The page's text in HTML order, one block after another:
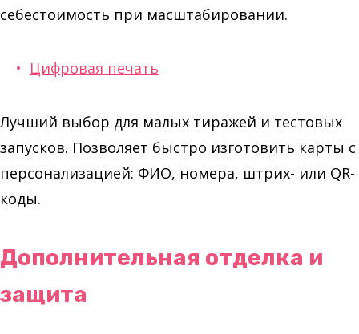
себестоимость при масштабировании.
Цифровая печать
Лучший выбор для малых тиражей и тестовых
запусков. Позволяет быстро изготовить карты с
персонализацией: ФИО, номера, штрих- или QR-
коды.
Дополнительная отделка и
защита